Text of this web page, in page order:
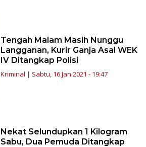
Tengah Malam Masih Nunggu
Langganan, Kurir Ganja Asal WEK
IV Ditangkap Polisi
Kriminal | Sabtu, 16 Jan 2021 - 19:47
Nekat Selundupkan 1 Kilogram
Sabu, Dua Pemuda Ditangkap